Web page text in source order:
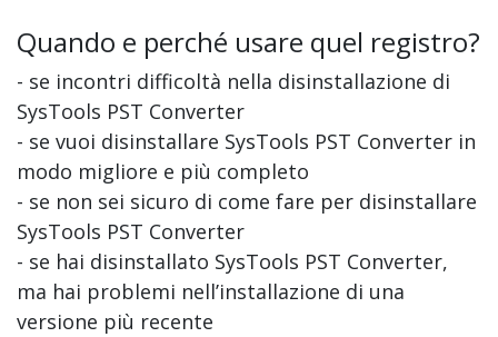
Quando e perché usare quel registro?
- se incontri difficoltà nella disinstallazione di
SysTools PST Converter
- se vuoi disinstallare SysTools PST Converter in
modo migliore e più completo
- se non sei sicuro di come fare per disinstallare
SysTools PST Converter
- se hai disinstallato SysTools PST Converter,
ma hai problemi nell’installazione di una
versione più recente